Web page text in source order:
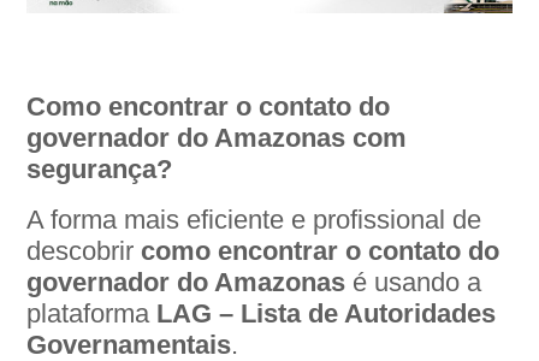
Como encontrar o contato do
governador do Amazonas com
segurança?
A forma mais eficiente e profissional de
descobrir como encontrar o contato do
governador do Amazonas é usando a
plataforma LAG – Lista de Autoridades
Governamentais.